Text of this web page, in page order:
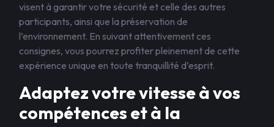
visent à garantir votre sécurité et celle des autres
participants, ainsi que la préservation de
l’environnement. En suivant attentivement ces
consignes, vous pourrez profiter pleinement de cette
expérience unique en toute tranquillité d’esprit.
Adaptez votre vitesse à vos
compétences et à la